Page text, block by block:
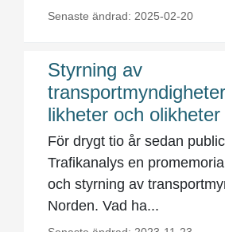
Senaste ändrad: 2025-02-20
Styrning av
likheter och olikheter
För drygt tio år sedan
Trafikanalys en
och styrning av
Norden. Vad ha...